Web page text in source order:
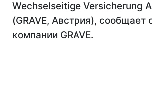
Wechselseitige Versicherung
(GRAVE, Австрия), сообщает
компании GRAVE.